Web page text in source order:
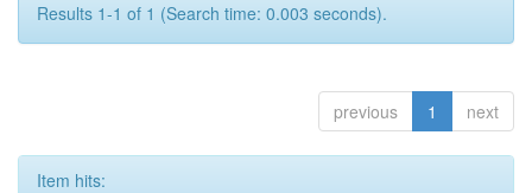
Results 1-1 of 1 (Search time: 0.003 seconds).
previous 1 next
Item hits: